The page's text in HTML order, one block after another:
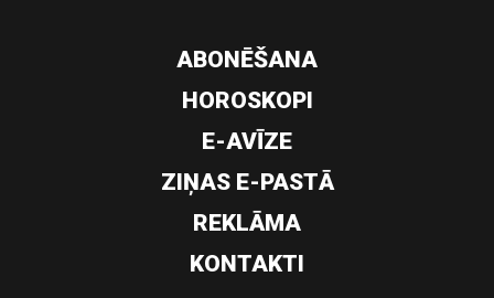
ABONĒŠANA
HOROSKOPI
E-AVĪZE
ZIŅAS E-PASTĀ
REKLĀMA
KONTAKTI